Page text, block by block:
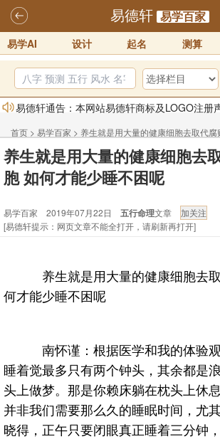
易德轩 易学百家
易学AI 设计 起名 测算
易德轩通告：本网站易德轩商标及LOGO注册
易德轩易学ai，ai批八字紫微命理相学，ai智能
体验！！
2025-07-01
易德轩网重构及升能完成，欢迎大家来体验新
2026年化太岁锦囊属马、鼠、牛、龙、兔、狗
订！！
2025-10-01
易德轩首席风水大师铁笔居士简介！！
首页 > 易学百家 > 养生就是用大量的健康细胞去取代腐
胞 如何才能少睡不困呢
养生就是用大量的健康细胞去
胞 如何才能少睡不困呢
易学百家 2019年07月22日 五行命理文章
[易德轩提示：网页文章不能全打开，请刷新再打开]
养生就是用大量的健康细胞去
何才能少睡不困呢
南怀谨：根据医学和我的体验
睡着觉最多只有两个钟头，其余都是
头上做梦。那是你赖床躺在枕头上休
并非我们需要那么久的睡眠时间，尤
晓得，正午只要闭眼真正睡着三分钟